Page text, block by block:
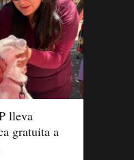
lleva
gratuita a